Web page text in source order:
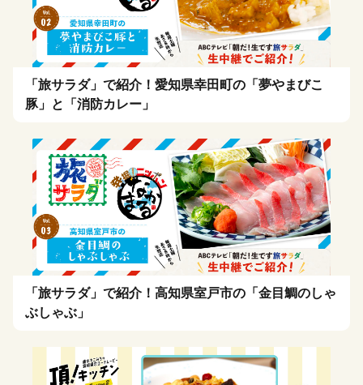
「旅サラダ」で紹介！愛知県幸田町の「夢やまびこ
豚」と「消防カレー」
「旅サラダ」で紹介！高知県室戸市の「金目鯛のしゃ
ぶしゃぶ」